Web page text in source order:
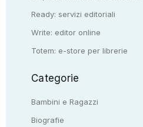
Ready: servizi editoriali
Write: editor online
Totem: e-store per librerie
Categorie
Bambini e Ragazzi
Biografie